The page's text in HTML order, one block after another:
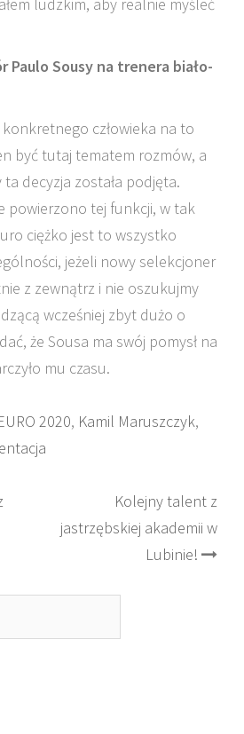
Paulo Sousy na trenera biało-
człowieka na to
być tutaj tematem rozmów, a
decyzja została podjęta.
powierzono tej funkcji, w tak
ciężko jest to wszystko
jeżeli nowy selekcjoner
z zewnątrz i nie oszukujmy
wcześniej zbyt dużo o
że Sousa ma swój pomysł na
mu czasu.
2020, Kamil Maruszczyk,
Kolejny talent z
jastrzębskiej akademii w
Lubinie!